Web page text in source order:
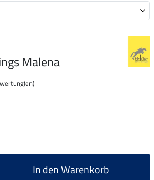
Malena
In den Warenkorb